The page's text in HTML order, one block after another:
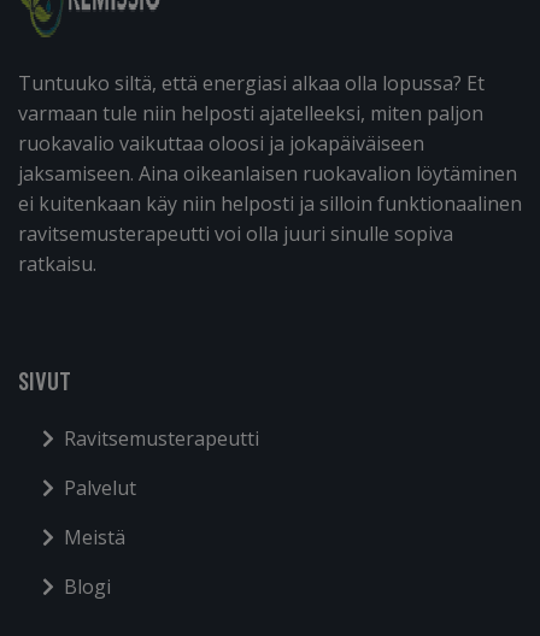
Tuntuuko siltä, että energiasi alkaa olla lopussa? Et
varmaan tule niin helposti ajatelleeksi, miten paljon
ruokavalio vaikuttaa oloosi ja jokapäiväiseen
jaksamiseen. Aina oikeanlaisen ruokavalion löytäminen
ei kuitenkaan käy niin helposti ja silloin funktionaalinen
ravitsemusterapeutti voi olla juuri sinulle sopiva
ratkaisu.
SIVUT
Ravitsemusterapeutti
Palvelut
Meistä
Blogi